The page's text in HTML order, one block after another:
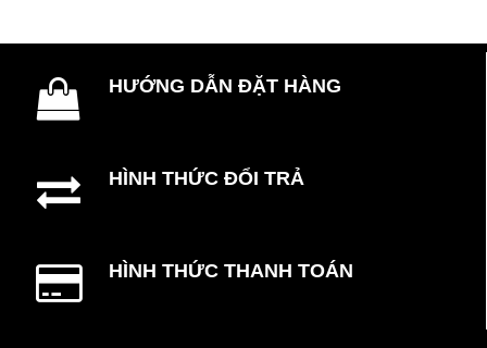
HƯỚNG DẪN ĐẶT HÀNG
HÌNH THỨC ĐỔI TRẢ
HÌNH THỨC THANH TOÁN